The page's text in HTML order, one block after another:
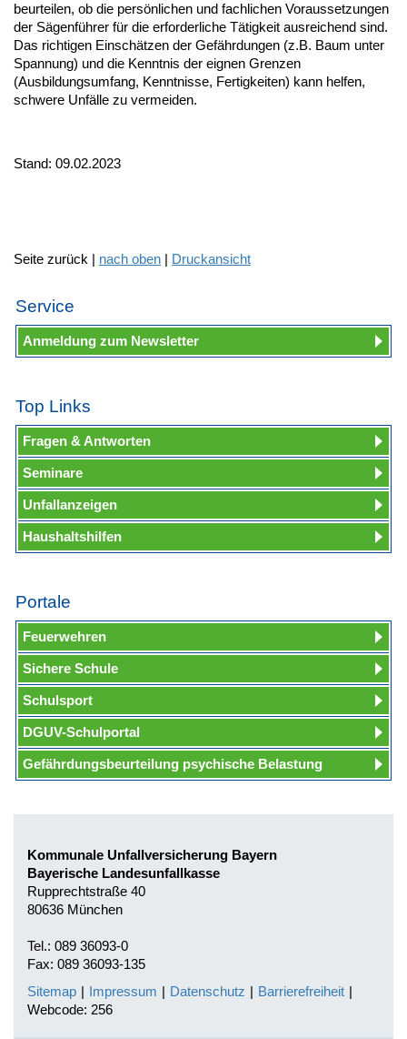
beurteilen, ob die persönlichen und fachlichen Voraussetzungen
der Sägenführer für die erforderliche Tätigkeit ausreichend sind.
Das richtigen Einschätzen der Gefährdungen (z.B. Baum unter
Spannung) und die Kenntnis der eignen Grenzen
(Ausbildungsumfang, Kenntnisse, Fertigkeiten) kann helfen,
schwere Unfälle zu vermeiden.
Stand: 09.02.2023
Seite zurück | nach oben | Druckansicht
Service
Anmeldung zum Newsletter
Top Links
Fragen & Antworten
Seminare
Unfallanzeigen
Haushaltshilfen
Portale
Feuerwehren
Sichere Schule
Schulsport
DGUV-Schulportal
Gefährdungsbeurteilung psychische Belastung
Kommunale Unfallversicherung Bayern
Bayerische Landesunfallkasse
Rupprechtstraße 40
80636 München
Tel.: 089 36093-0
Fax: 089 36093-135
Sitemap | Impressum | Datenschutz | Barrierefreiheit |
Webcode: 256